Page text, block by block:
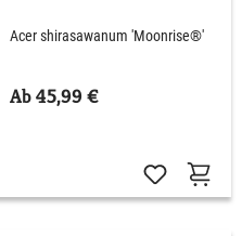
Acer shirasawanum 'Moonrise®'
Ab 45,99 €